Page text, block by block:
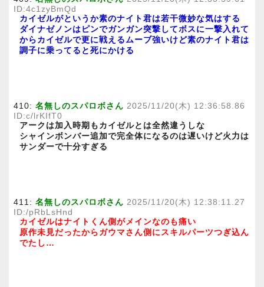
ID:4c1zyBmQd
カイゼルがというか素のナイト君は若干微妙な気はする
ダイナゼノンはピンでガンガン突撃してボスに一撃入れて
からカイゼルで更に戦えるムーブ強いけど素のナイト君は
調子に乗ってると死にかける
410: 名無しのスパロボさん 2025/11/20(木) 12:36:58.86
ID:c/lrKIfT0
アークは加入時期もカイゼルとは全然違うしな
シャインボンバー追加で完全体になるのは遅いけど火力は
サンダーで十分すぎる
411: 名無しのスパロボさん 2025/11/20(木) 12:38:11.27
ID:/pRbLsHnd
カイゼルはナイトくん側がメインなのも痛い
原作未見だったからガウマさん側にスキルパーツつぎ込ん
でたし…